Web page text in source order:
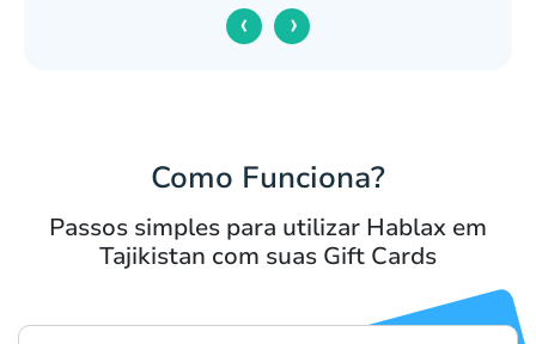
‹ ›
Como Funciona?
Passos simples para utilizar Hablax em
Tajikistan com suas Gift Cards